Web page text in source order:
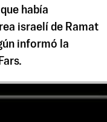
había
israelí de Ramat
informó la